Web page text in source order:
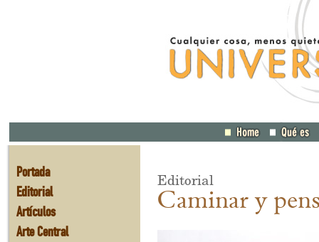
Portada
Editorial
Artículos
Arte Central
Editorial
Caminar y